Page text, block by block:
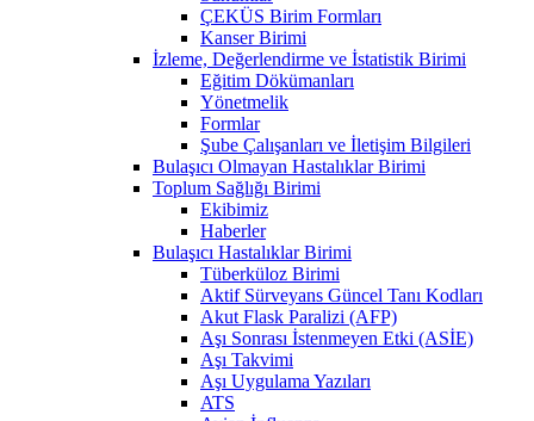
ÇEKÜS Birim Formları
Kanser Birimi
İzleme, Değerlendirme ve İstatistik Birimi
Eğitim Dökümanları
Yönetmelik
Formlar
Şube Çalışanları ve İletişim Bilgileri
Bulaşıcı Olmayan Hastalıklar Birimi
Toplum Sağlığı Birimi
Ekibimiz
Haberler
Bulaşıcı Hastalıklar Birimi
Tüberküloz Birimi
Aktif Sürveyans Güncel Tanı Kodları
Akut Flask Paralizi (AFP)
Aşı Sonrası İstenmeyen Etki (ASİE)
Aşı Takvimi
Aşı Uygulama Yazıları
ATS